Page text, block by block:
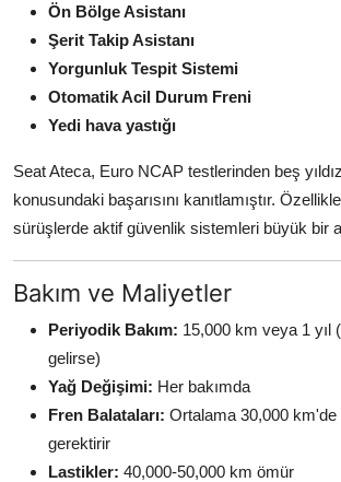
Ön Bölge Asistanı
Şerit Takip Asistanı
Yorgunluk Tespit Sistemi
Otomatik Acil Durum Freni
Yedi hava yastığı
Seat Ateca, Euro NCAP testlerinden beş
konusundaki başarısını kanıtlamıştır.
sürüşlerde aktif güvenlik sistemleri büyük bir
Bakım ve Maliyetler
Periyodik Bakım: 15,000 km veya 1 yıl
gelirse)
Yağ Değişimi: Her bakımda
Fren Balataları: Ortalama 30,000 km'de
gerektirir
Lastikler: 40,000-50,000 km ömür